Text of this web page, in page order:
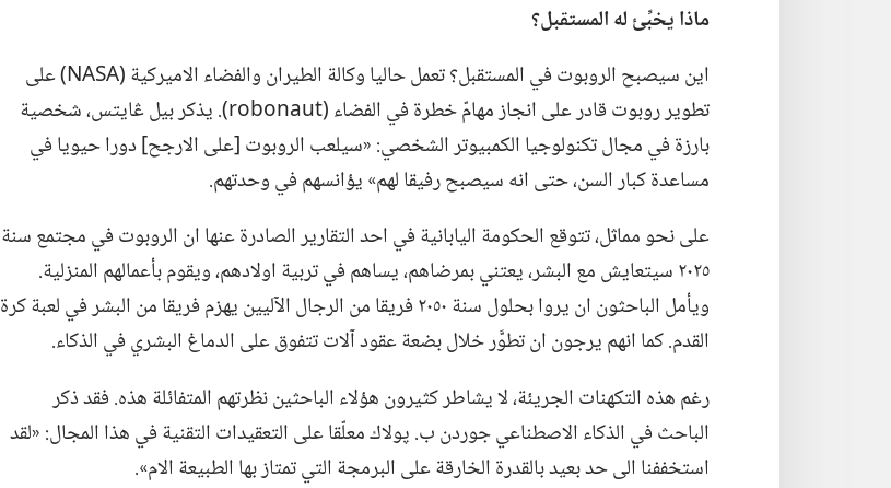
ماذا يخبِّئ له المستقبل؟‏
اين سيصبح الروبوت في المستقبل؟‏ تعمل حاليا وكالة الطيران والفضاء الاميركية (NASA) على
تطوير روبوت قادر على انجاز مهامّ خطرة في الفضاء (robonaut).‏ يذكر بيل ڠايتس،‏ شخصية
بارزة في مجال تكنولوجيا الكمبيوتر الشخصي:‏ «سيلعب الروبوت [على الارجح] دورا حيويا في
مساعدة كبار السن،‏ حتى انه سيصبح رفيقا لهم» يؤانسهم في وحدتهم.‏
على نحو مماثل،‏ تتوقع الحكومة اليابانية في احد التقارير الصادرة عنها ان الروبوت في مجتمع سنة
٢٠٢٥ سيتعايش مع البشر،‏ يعتني بمرضاهم،‏ يساهم في تربية اولادهم،‏ ويقوم بأعمالهم المنزلية.‏
ويأمل الباحثون ان يروا بحلول سنة ٢٠٥٠ فريقا من الرجال الآليين يهزم فريقا من البشر في لعبة كرة
القدم.‏ كما انهم يرجون ان تطوَّر خلال بضعة عقود آلات تتفوق على الدماغ البشري في الذكاء.‏
رغم هذه التكهنات الجريئة،‏ لا يشاطر كثيرون هؤلاء الباحثين نظرتهم المتفائلة هذه.‏ فقد ذكر
الباحث في الذكاء الاصطناعي جوردن ب.‏ پولاك معلّقا على التعقيدات التقنية في هذا المجال:‏ «لقد
استخففنا الى حد بعيد بالقدرة الخارقة على البرمجة التي تمتاز بها الطبيعة الام».‏